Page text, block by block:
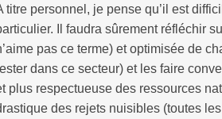
titre personnel, je pense qu’il est
Il faudra sûrement réfléchir
pas ce terme) et optimisée de
dans ce secteur) et les faire
plus respectueuse des ressources
des rejets nuisibles (toutes